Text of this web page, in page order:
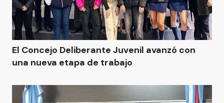
El Concejo Deliberante Juvenil avanzó con
una nueva etapa de trabajo